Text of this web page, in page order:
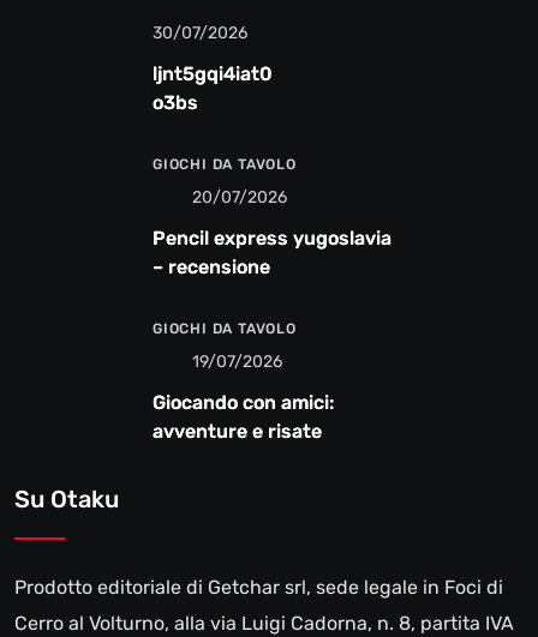
30/07/2026
ljnt5gqi4iat0
o3bs
GIOCHI DA TAVOLO
20/07/2026
Pencil express yugoslavia
– recensione
GIOCHI DA TAVOLO
19/07/2026
Giocando con amici:
avventure e risate
Su Otaku
Prodotto editoriale di Getchar srl, sede legale in Foci di
Cerro al Volturno, alla via Luigi Cadorna, n. 8, partita IVA